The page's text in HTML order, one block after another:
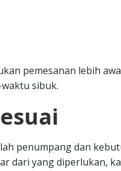
pemesanan lebih
sibuk.
penumpang dan
dari yang diperlukan,